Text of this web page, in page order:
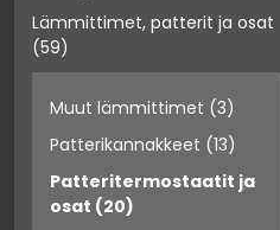
Lämmittimet, patterit ja osat
(59)
Muut lämmittimet (3)
Patterikannakkeet (13)
Patteritermostaatit ja
osat (20)